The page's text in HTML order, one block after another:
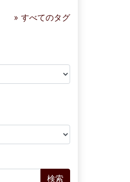
» すべてのタグ